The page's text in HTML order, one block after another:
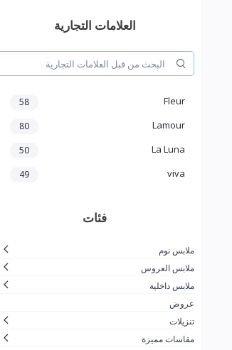
العلامات التجارية
Fleur
58
Lamour
80
La Luna
50
viva
49
فئات
ملابس نوم
ملابس العروس
ملابس داخلية
عروض
تنزيلات
مقاسات مميزة